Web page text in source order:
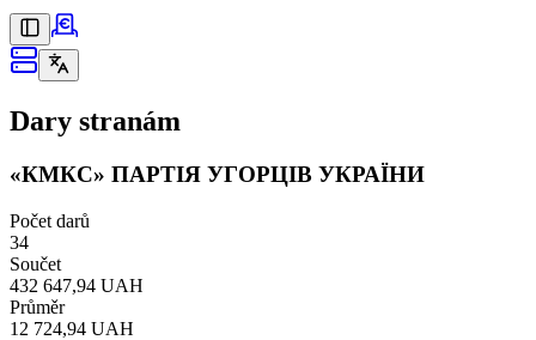
Dary stranám
«КМКС» ПАРТІЯ УГОРЦІВ УКРАЇНИ
Počet darů
34
Součet
432 647,94 UAH
Průměr
12 724,94 UAH